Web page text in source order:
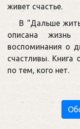
живет счастье.
В “Дальше
описана жизнь
воспоминания о
счастливы. Книга
по тем, кого нет.